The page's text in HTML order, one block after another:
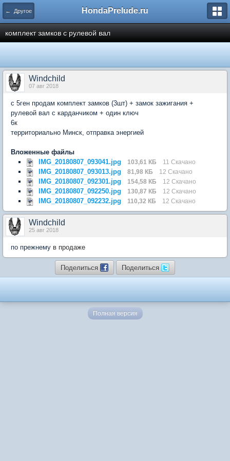
← Другое HondaPrelude.ru
комплект замков с рулевой вал
Windchild
07 авг 2018
с 5ген продам комплект замков (3шт) + замок зажигания +
рулевой вал с карданчиком + один ключ
6к
территориально Минск, отправка энергией
Вложенные файлы
IMG_20180807_093041.jpg
103,61 КБ 11 Скачано
IMG_20180807_093013.jpg 81,98 КБ 12 Скачано
IMG_20180807_092301.jpg 154,58 КБ 12 Скачано
IMG_20180807_092250.jpg 130,87 КБ 12 Скачано
IMG_20180807_092232.jpg 110,32 КБ 12 Скачано
Windchild
25 авг 2018
по прежнему в продаже
Поделиться Поделиться
Полная версия